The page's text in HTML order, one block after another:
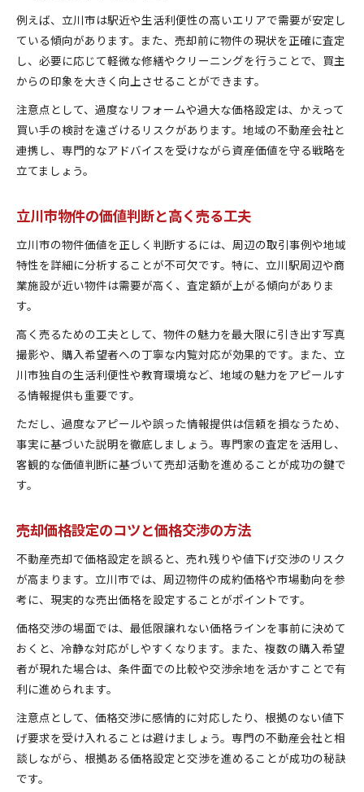
例えば、立川市は駅近や生活利便性の高いエリアで需要が安定し
ている傾向があります。また、売却前に物件の現状を正確に査定
し、必要に応じて軽微な修繕やクリーニングを行うことで、買主
からの印象を大きく向上させることができます。
注意点として、過度なリフォームや過大な価格設定は、かえって
買い手の検討を遠ざけるリスクがあります。地域の不動産会社と
連携し、専門的なアドバイスを受けながら資産価値を守る戦略を
立てましょう。
立川市物件の価値判断と高く売る工夫
立川市の物件価値を正しく判断するには、周辺の取引事例や地域
特性を詳細に分析することが不可欠です。特に、立川駅周辺や商
業施設が近い物件は需要が高く、査定額が上がる傾向がありま
す。
高く売るための工夫として、物件の魅力を最大限に引き出す写真
撮影や、購入希望者への丁寧な内覧対応が効果的です。また、立
川市独自の生活利便性や教育環境など、地域の魅力をアピールす
る情報提供も重要です。
ただし、過度なアピールや誤った情報提供は信頼を損なうため、
事実に基づいた説明を徹底しましょう。専門家の査定を活用し、
客観的な価値判断に基づいて売却活動を進めることが成功の鍵で
す。
売却価格設定のコツと価格交渉の方法
不動産売却で価格設定を誤ると、売れ残りや値下げ交渉のリスク
が高まります。立川市では、周辺物件の成約価格や市場動向を参
考に、現実的な売出価格を設定することがポイントです。
価格交渉の場面では、最低限譲れない価格ラインを事前に決めて
おくと、冷静な対応がしやすくなります。また、複数の購入希望
者が現れた場合は、条件面での比較や交渉余地を活かすことで有
利に進められます。
注意点として、価格交渉に感情的に対応したり、根拠のない値下
げ要求を受け入れることは避けましょう。専門の不動産会社と相
談しながら、根拠ある価格設定と交渉を進めることが成功の秘訣
です。